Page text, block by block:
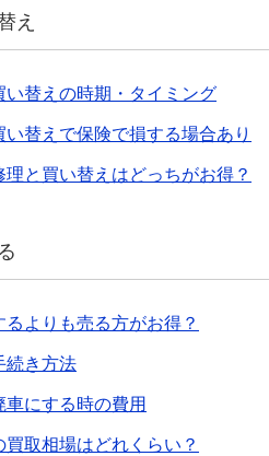
え
い替えの時期・タイミング
い替えで保険で損する場合あり
理と買い替えはどっちがお得？
るよりも売る方がお得？
続き方法
車にする時の費用
買取相場はどれくらい？